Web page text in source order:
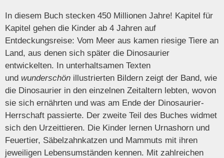
In diesem Buch stecken 450 Millionen Jahre! Kapitel für
Kapitel gehen die Kinder ab 4 Jahren auf
Entdeckungsreise: Vom Meer aus kamen riesige Tiere an
Land, aus denen sich später die Dinosaurier
entwickelten. In unterhaltsamen Texten
und wunderschön illustrierten Bildern zeigt der Band, wie
die Dinosaurier in den einzelnen Zeitaltern lebten, wovon
sie sich ernährten und was am Ende der Dinosaurier-
Herrschaft passierte. Der zweite Teil des Buches widmet
sich den Urzeittieren. Die Kinder lernen Urnashorn und
Feuertier, Säbelzahnkatzen und Mammuts mit ihren
jeweiligen Lebensumständen kennen. Mit zahlreichen